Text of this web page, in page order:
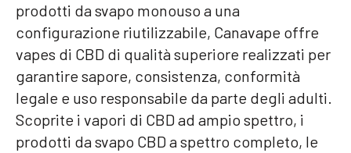
prodotti da svapo monouso a una
configurazione riutilizzabile, Canavape offre
vapes di CBD di qualità superiore realizzati per
garantire sapore, consistenza, conformità
legale e uso responsabile da parte degli adulti.
Scoprite i vapori di CBD ad ampio spettro, i
prodotti da svapo CBD a spettro completo, le